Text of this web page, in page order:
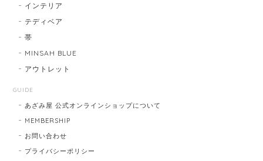
インテリア
テディベア
帯
MINSAH BLUE
アウトレット
GUIDE
あざみ屋 公式オンラインショップについて
MEMBERSHIP
お問い合わせ
プライバシーポリシー